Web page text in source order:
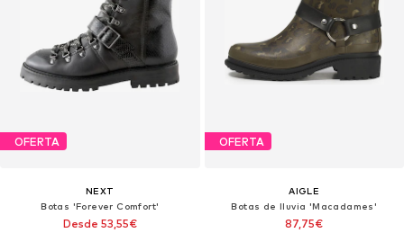
OFERTA
NEXT
Botas 'Forever Comfort'
Desde 53,55€
OFERTA
AIGLE
Botas de lluvia 'Macadames'
87,75€